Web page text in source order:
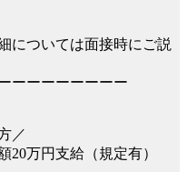
については面接時にご説
ーーーーーーーー
／
万円支給（規定有）